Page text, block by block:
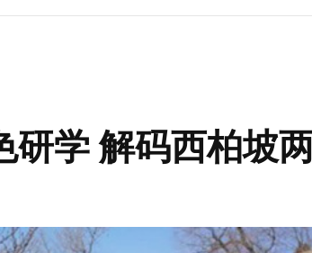
研学 解码西柏坡